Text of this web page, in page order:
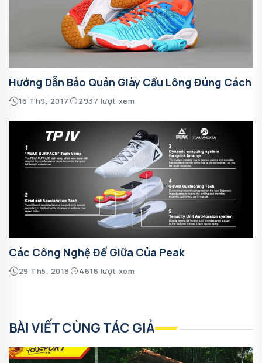
Hướng Dẫn Bảo Quản Giày Cầu Lông Đúng Cách
16 Th9, 2017 2937 lượt xem
Các Công Nghệ Đế Giữa Của Peak
29 Th5, 2018 4616 lượt xem
BÀI VIẾT CÙNG TÁC GIẢ